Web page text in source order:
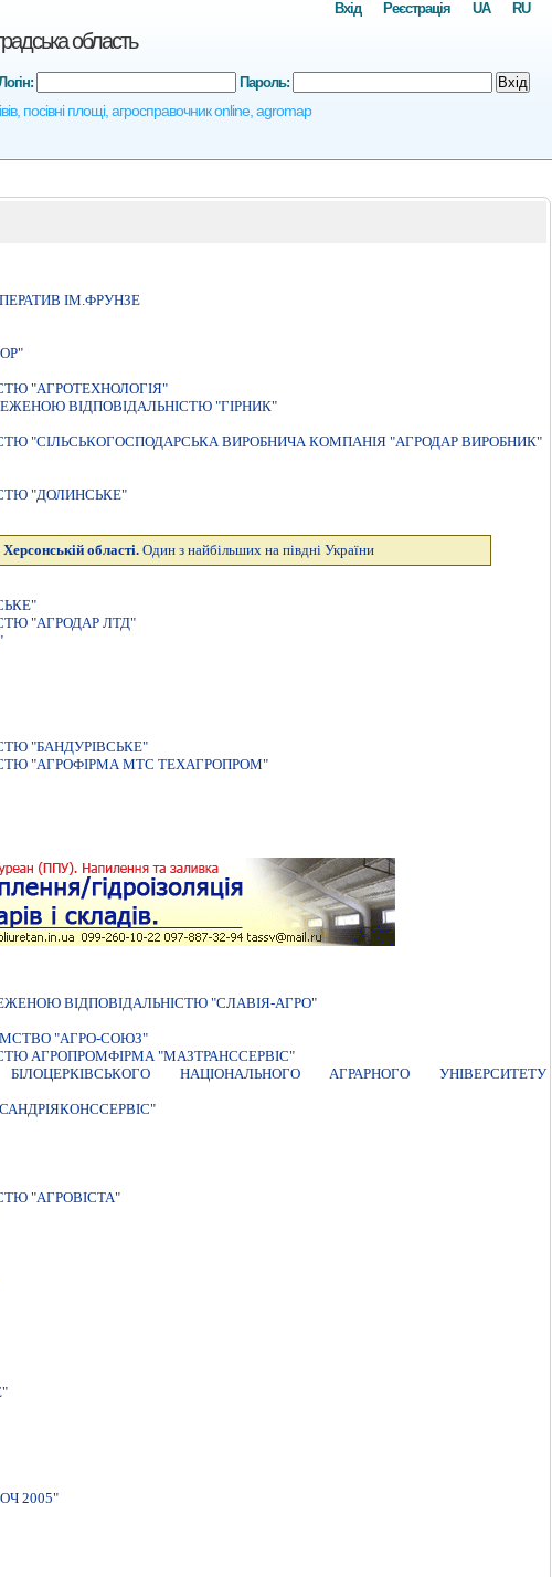
область
посівні площі, агросправочник online, agromap
RU
UA
Реєстрація
Вхід
Пароль: Вхід
IМ.ФРУНЗЕ
"АГРОТЕХНОЛОГIЯ"
ВIДПОВIДАЛЬНIСТЮ "ГIРНИК"
"СIЛЬСЬКОГОСПОДАРСЬКА ВИРОБНИЧА КОМПАНIЯ "АГРОДАР ВИРОБНИК"
"ДОЛИНСЬКЕ"
області. Один з найбільших на півдні України
"АГРОДАР ЛТД"
"БАНДУРIВСЬКЕ"
"АГРОФIРМА МТС ТЕХАГРОПРОМ"
ВIДПОВIДАЛЬНIСТЮ "СЛАВIЯ-АГРО"
"АГРО-СОЮЗ"
АГРОПРОМФІРМА "МАЗТРАНССЕРВІС"
НАЦIОНАЛЬНОГО АГРАРНОГО УНIВЕРСИТЕТУ
"АГРОВIСТА"
2005"